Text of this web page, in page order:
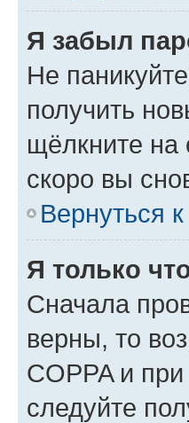
Я забыл
Не
получить
щёлкните на
скоро вы
Вернуться
Я только
Сначала
верны, то
COPPA и
следуйте